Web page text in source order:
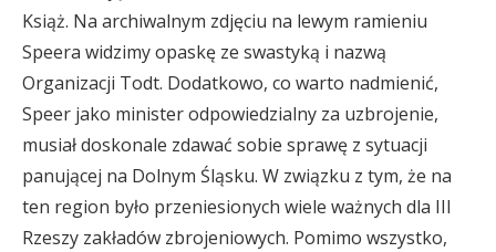
Książ. Na archiwalnym zdjęciu na lewym ramieniu
Speera widzimy opaskę ze swastyką i nazwą
Organizacji Todt. Dodatkowo, co warto nadmienić,
Speer jako minister odpowiedzialny za uzbrojenie,
musiał doskonale zdawać sobie sprawę z sytuacji
panującej na Dolnym Śląsku. W związku z tym, że na
ten region było przeniesionych wiele ważnych dla III
Rzeszy zakładów zbrojeniowych. Pomimo wszystko,